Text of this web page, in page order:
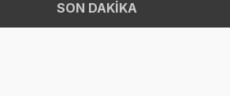
SON DAKİKA